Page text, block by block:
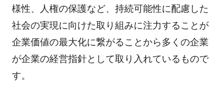
様性、人権の保護など、持続可能性に配慮した
社会の実現に向けた取り組みに注力することが
企業価値の最大化に繋がることから多くの企業
が企業の経営指針として取り入れているもので
す。